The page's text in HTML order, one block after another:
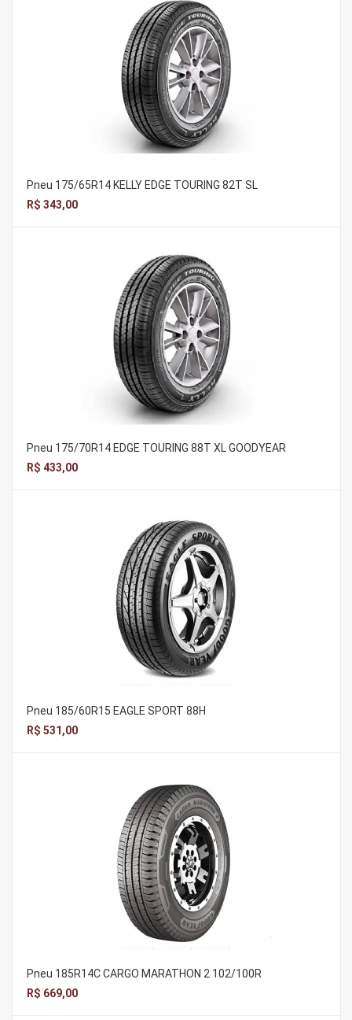
Pneu 175/65R14 KELLY EDGE TOURING 82T SL
R$ 343,00
Pneu 175/70R14 EDGE TOURING 88T XL GOODYEAR
R$ 433,00
Pneu 185/60R15 EAGLE SPORT 88H
R$ 531,00
Pneu 185R14C CARGO MARATHON 2 102/100R
R$ 669,00